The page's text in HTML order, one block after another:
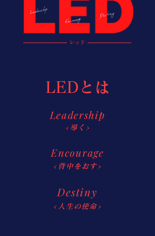
​レッド
​LEDとは
Leadership
<導く>
Encourage
<背中をおす>
Destiny
<人生の使命>